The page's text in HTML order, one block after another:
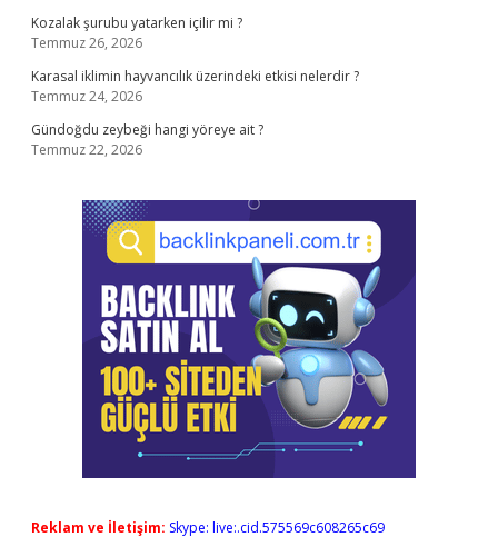
Kozalak şurubu yatarken içilir mi ?
Temmuz 26, 2026
Karasal iklimin hayvancılık üzerindeki etkisi nelerdir ?
Temmuz 24, 2026
Gündoğdu zeybeği hangi yöreye ait ?
Temmuz 22, 2026
Reklam ve İletişim: Skype: live:.cid.575569c608265c69